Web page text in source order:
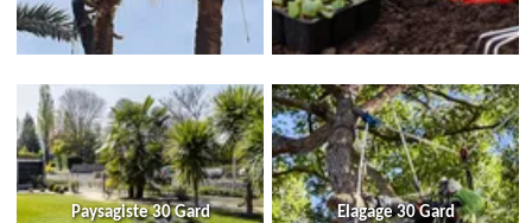
Paysagiste 30 Gard Elagage 30 Gard